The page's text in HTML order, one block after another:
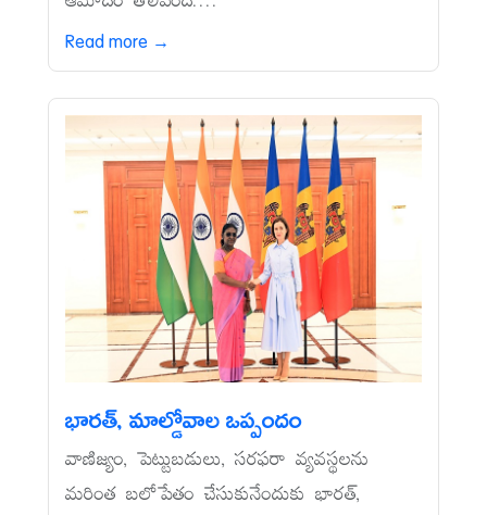
Read more →
భారత్, మాల్డోవాల ఒప్పందం
వాణిజ్యం, పెట్టుబడులు, సరఫరా వ్యవస్థలను
మరింత బలోపేతం చేసుకునేందుకు భారత్,